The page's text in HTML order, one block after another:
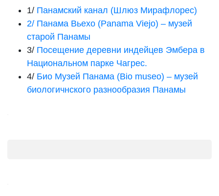
1/ Панамский канал (Шлюз Мирафлорес)
2/ Панама Вьехо (Panama Viejo) – музей
старой Панамы
3/ Посещение деревни индейцев Эмбера в
Национальном парке Чагрес.
4/ Био Музей Панама (Bio museo) – музей
биологичнского разнообразия Панамы